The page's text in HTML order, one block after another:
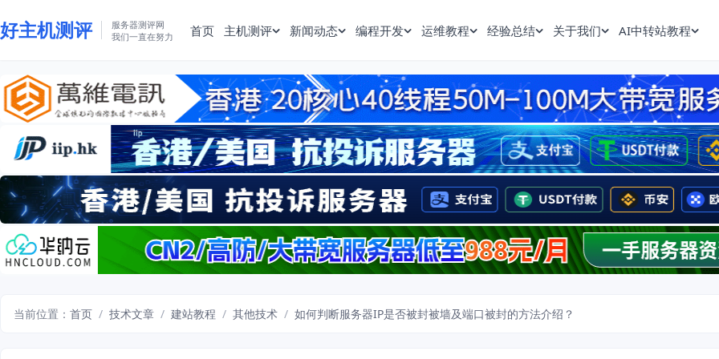
好主机测评
服务器测评网
我们一直在努力
首页 主机测评 新闻动态 编程开发 运维教程 经验总结 关于我们 AI中转站教程
当前位置： 首页 / 技术文章 / 建站教程 / 其他技术 / 如何判断服务器IP是否被封被墙及端口被封的方法介绍？